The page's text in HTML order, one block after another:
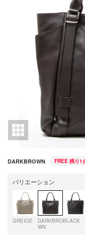
DARKBROWN FREE 残り1
バリエーション
GREIGE
DARKBRO
WN
BLACK